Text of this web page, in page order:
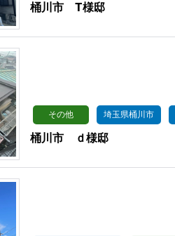
桶川市 T様邸
その他 埼玉県桶川市
桶川市 ｄ様邸